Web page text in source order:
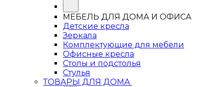
МЕБЕЛЬ ДЛЯ ДОМА И ОФИСА
Детские кресла
Зеркала
Комплектующие для мебели
Офисные кресла
Столы и подстолья
Стулья
ТОВАРЫ ДЛЯ ДОМА